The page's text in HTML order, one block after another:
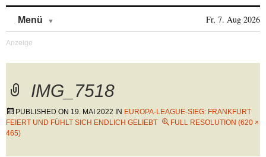
Menü Fr, 7. Aug 2026
IMG_7518
PUBLISHED ON 19. MAI 2022 IN EUROPA-LEAGUE-SIEG: FRANKFURT
FEIERT UND FÜHLT SICH ENDLICH GELIEBT
FULL RESOLUTION (620 ×
465)